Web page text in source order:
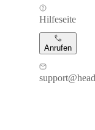
Hilfeseite
Anrufen